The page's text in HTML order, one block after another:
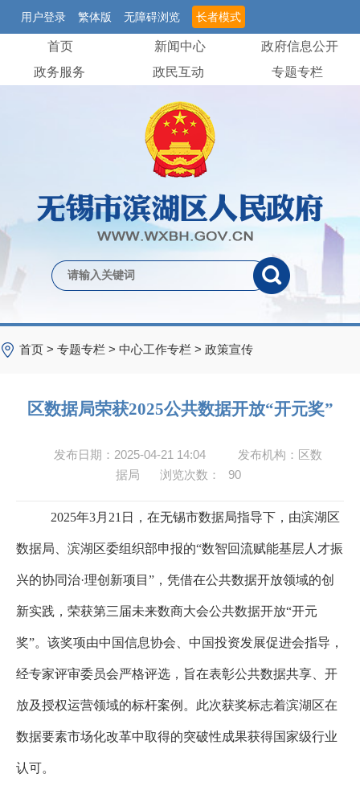
用户登录 繁体版 无障碍浏览 长者模式
首页 新闻中心
政府信息公开
政务服务
政民互动 专题专栏
首页 > 专题专栏 > 中心工作专栏 > 政策宣传
区数据局荣获2025公共数据开放“开元奖”
发布日期：2025-04-21 14:04
发布机构：区数
据局
浏览次数： 90
2025年3月 21 日，在无锡市数据局指导下，由滨湖区
数据局、滨湖区委组织部申报的“数智回流赋能基层人才振
兴的协同治·理创新项目”，凭借在公共数据开放领域的创
新实践，荣获第三届未来数商大会公共数据开放“开元
奖”。该奖项由中国信息协会、中国投资发展促进会指导，
经专家评审委员会严格评选，旨在表彰公共数据共享、开
放及授权运营领域的标杆案例。此次获奖标志着滨湖区在
数据要素市场化改革中取得的突破性成果获得国家级行业
认可。